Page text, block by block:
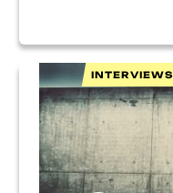
INTERVIEWS